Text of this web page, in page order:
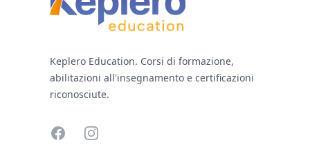
Keplero Education. Corsi di formazione,
abilitazioni all'insegnamento e certificazioni
riconosciute.
FacebookInstagram